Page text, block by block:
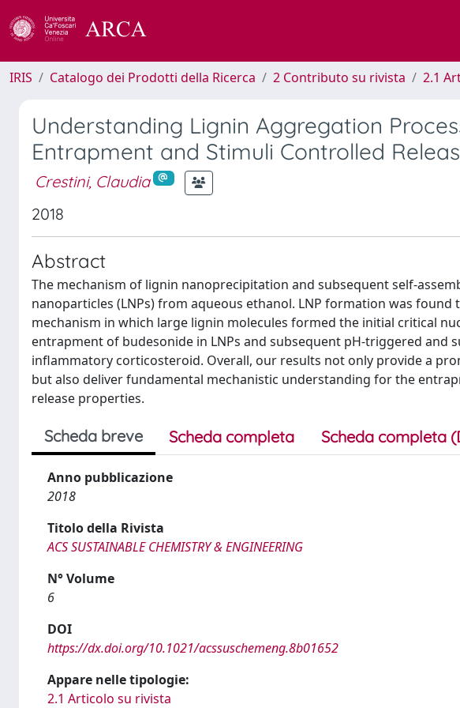
IRIS Catalogo dei Prodotti della Ricerca 2 Contributo su rivista 2.1
Understanding Lignin Aggregation
Entrapment and Stimuli Controlled
Crestini, Claudia
2018
Abstract
The mechanism of lignin nanoprecipitation and subsequent self-
nanoparticles (LNPs) from aqueous ethanol. LNP formation was
mechanism in which large lignin molecules formed the initial critical
entrapment of budesonide in LNPs and subsequent pH-triggered and
inflammatory corticosteroid. Overall, our results not only provide a
but also deliver fundamental mechanistic understanding for the
release properties.
Scheda breve Scheda completa Scheda completa
Anno pubblicazione
2018
Titolo della Rivista
ACS SUSTAINABLE CHEMISTRY & ENGINEERING
N° Volume
6
DOI
https://dx.doi.org/10.1021/acssuschemeng.8b01652
Appare nelle tipologie:
2.1 Articolo su rivista